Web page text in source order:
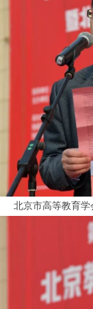
北京市高等教育